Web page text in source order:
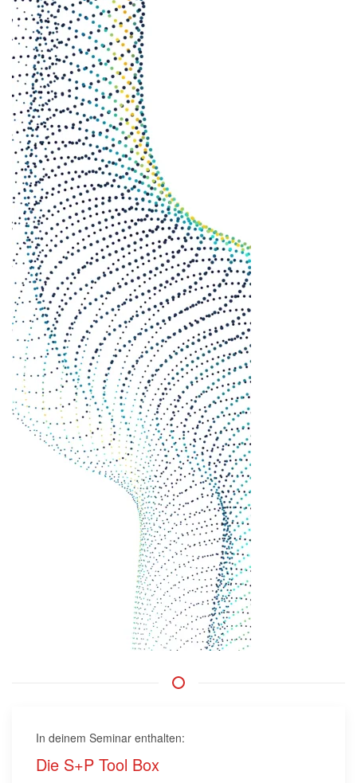
In deinem Seminar enthalten:
Die S+P Tool Box